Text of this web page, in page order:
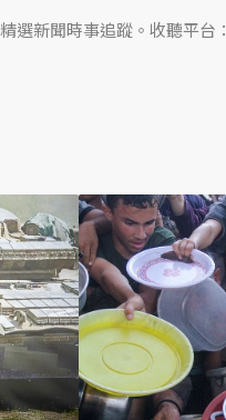
選新聞時事追蹤。收聽平台：